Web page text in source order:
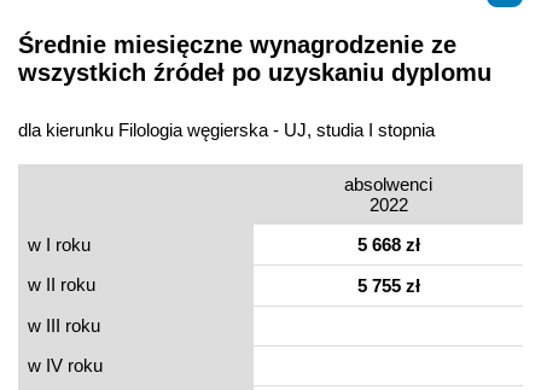
Średnie miesięczne wynagrodzenie ze
wszystkich źródeł po uzyskaniu dyplomu
dla kierunku Filologia węgierska - UJ, studia I stopnia
absolwenci
2022
w I roku
5 668 zł
w II roku
5 755 zł
w III roku
w IV roku